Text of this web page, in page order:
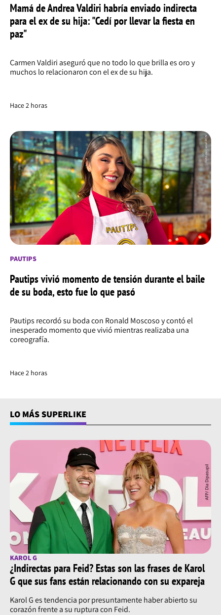
Mamá de Andrea Valdiri habría enviado indirecta
para el ex de su hija: "Cedí por llevar la fiesta en
paz"
Carmen Valdiri aseguró que no todo lo que brilla es oro y
muchos lo relacionaron con el ex de su hija.
Hace 2 horas
PAUTIPS
Pautips vivió momento de tensión durante el baile
de su boda, esto fue lo que pasó
Pautips recordó su boda con Ronald Moscoso y contó el
inesperado momento que vivió mientras realizaba una
coreografía.
Hace 2 horas
LO MÁS SUPERLIKE
KAROL G
¿Indirectas para Feid? Estas son las frases de Karol
G que sus fans están relacionando con su expareja
Karol G es tendencia por presuntamente haber abierto su
corazón frente a su ruptura con Feid.